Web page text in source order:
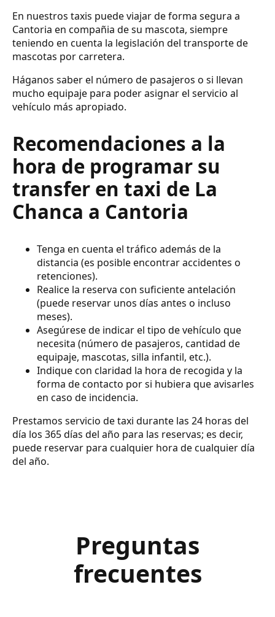
En nuestros taxis puede viajar de forma segura a
Cantoria en compañia de su mascota, siempre
teniendo en cuenta la legislación del transporte de
mascotas por carretera.
Háganos saber el número de pasajeros o si llevan
mucho equipaje para poder asignar el servicio al
vehículo más apropiado.
Recomendaciones a la
hora de programar su
transfer en taxi de La
Chanca a Cantoria
Tenga en cuenta el tráfico además de la
distancia (es posible encontrar accidentes o
retenciones).
Realice la reserva con suficiente antelación
(puede reservar unos días antes o incluso
meses).
Asegúrese de indicar el tipo de vehículo que
necesita (número de pasajeros, cantidad de
equipaje, mascotas, silla infantil, etc.).
Indique con claridad la hora de recogida y la
forma de contacto por si hubiera que avisarles
en caso de incidencia.
Prestamos servicio de taxi durante las 24 horas del
día los 365 días del año para las reservas; es decir,
puede reservar para cualquier hora de cualquier día
del año.
Preguntas
frecuentes